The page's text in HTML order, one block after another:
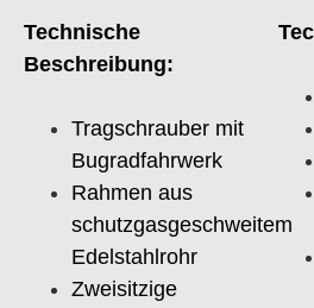
Technische
Beschreibung:
Tragschrauber mit
Bugradfahrwerk
Rahmen aus
schutzgasgeschweitem
Edelstahlrohr
Zweisitzige